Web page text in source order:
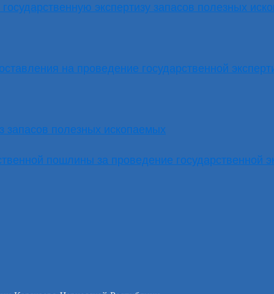
экспертизу запасов полезных
на проведение государственной
запасов полезных ископаемых
пошлины за проведение государственной